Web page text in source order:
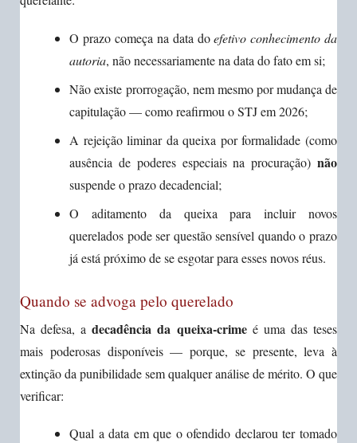
O prazo começa na data doefetivo conhecimento da
autoria, não necessariamente na data do fato em si;
Não existe prorrogação, nem mesmo por mudança de
capitulação — como reafirmou o STJ em 2026;
A rejeição liminar da queixa por formalidade (como
ausência de poderes especiais na procuração) não
suspende o prazo decadencial;
O aditamento da queixa para incluir novos
querelados pode ser questão sensível quando o prazo
já está próximo de se esgotar para esses novos réus.
Quando se advoga pelo querelado
Na defesa, adecadência da queixa-crimeé uma das teses
mais poderosas disponíveis — porque, se presente, leva à
extinção da punibilidade sem qualquer análise de mérito. O que
verificar:
Qual a data em que o ofendido declarou ter tomado